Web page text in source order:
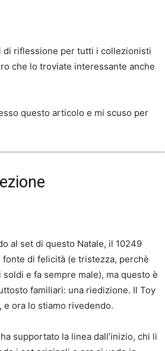
di riflessione per tutti i collezionisti
che lo troviate interessante anche
questo articolo e mi scuso per
al set di questo Natale, il 10249
di felicità (e tristezza, perchè
e fa sempre male), ma questo è
familiari: una riedizione. Il Toy
ora lo stiamo rivedendo.
supportato la linea dall’inizio, chi li